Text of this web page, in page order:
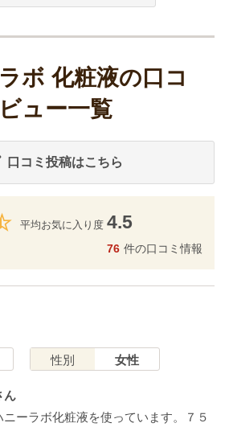
ボ 化粧液の口コ
ュー一覧
口コミ投稿はこちら
平均お気に入り度 4.5
76 件の口コミ情報
性別 女性
ん
ニーラボ化粧液を使っています。７５